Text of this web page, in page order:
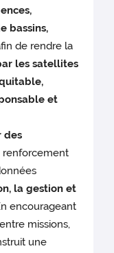
bassins,
de rendre la
les satellites
et
des
renforcement
la gestion et
encourageant
entre missions,
une